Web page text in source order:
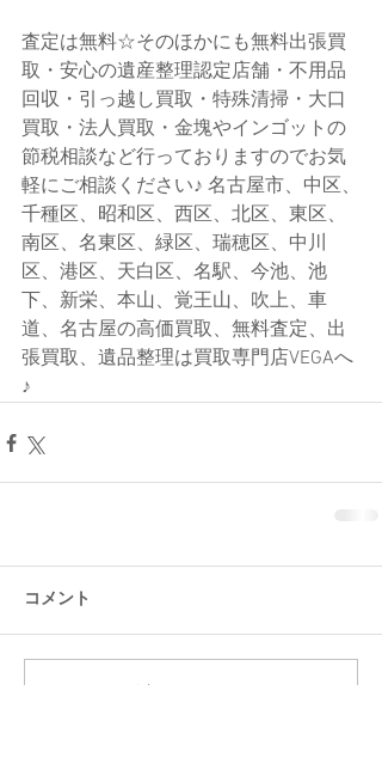
査定は無料☆そのほかにも無料出張買
取・安心の遺産整理認定店舗・不用品
回収・引っ越し買取・特殊清掃・大口
買取・法人買取・金塊やインゴットの
節税相談など行っておりますのでお気
軽にご相談ください♪ 名古屋市、中区、
千種区、昭和区、西区、北区、東区、
南区、名東区、緑区、瑞穂区、中川
区、港区、天白区、名駅、今池、池
下、新栄、本山、覚王山、吹上、車
道、名古屋の高価買取、無料査定、出
張買取、遺品整理は買取専門店VEGAへ
♪
コメント